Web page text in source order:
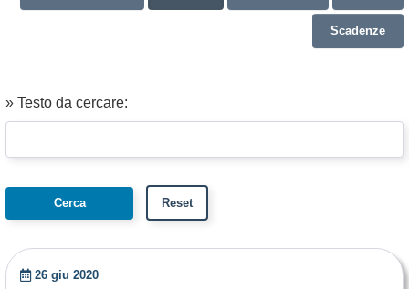
Scadenze
» Testo da cercare:
26 giu 2020